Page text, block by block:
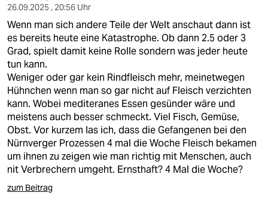
26.09.2025 , 20:56 Uhr
Wenn man sich andere Teile der Welt anschaut dann ist
es bereits heute eine Katastrophe. Ob dann 2.5 oder 3
Grad, spielt damit keine Rolle sondern was jeder heute
tun kann.
Weniger oder gar kein Rindfleisch mehr, meinetwegen
Hühnchen wenn man so gar nicht auf Fleisch verzichten
kann. Wobei mediteranes Essen gesünder wäre und
meistens auch besser schmeckt. Viel Fisch, Gemüse,
Obst. Vor kurzem las ich, dass die Gefangenen bei den
Nürnverger Prozessen 4 mal die Woche Fleisch bekamen
um ihnen zu zeigen wie man richtig mit Menschen, auch
nit Verbrechern umgeht. Ernsthaft? 4 Mal die Woche?
zum Beitrag